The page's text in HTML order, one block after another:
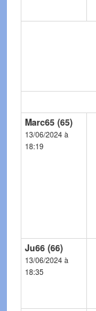
Marc65 (65)
13/06/2024 à
18:19
Ju66 (66)
13/06/2024 à
18:35